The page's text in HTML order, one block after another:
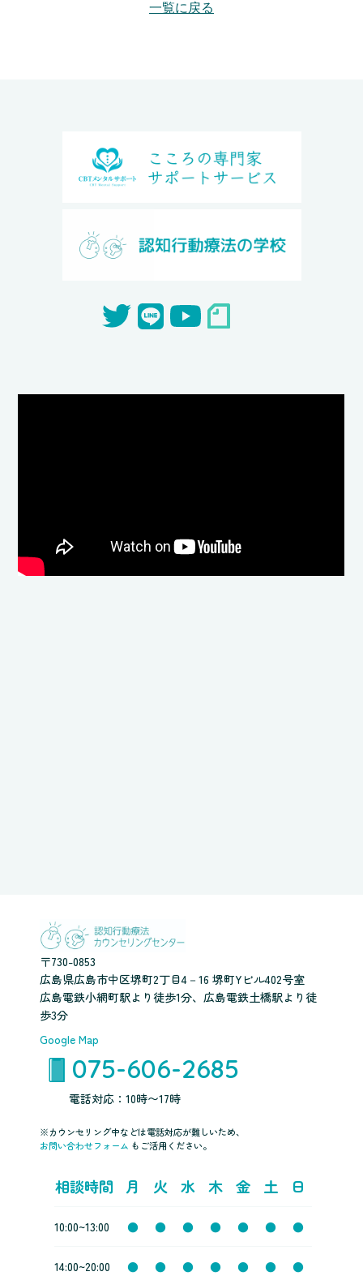
一覧に戻る
〒730-0853
広島県広島市中区堺町2丁目4－16 堺町Yビル402号室
広島電鉄小網町駅より徒歩1分、広島電鉄土橋駅より徒
歩3分
Google Map
075-606-2685
電話対応：10時〜17時
※カウンセリング中などは電話対応が難しいため、
お問い合わせフォーム もご活用ください。
相談時間 月 火 水 木 金 土 日
10:00~13:00 ● ● ● ● ● ● ●
14:00~20:00 ● ● ● ● ● ● ●